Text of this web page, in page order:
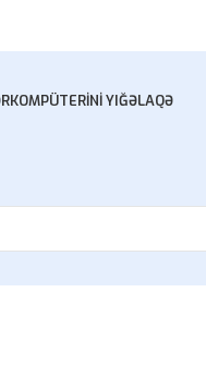
KOMPÜTERINI YIĞƏLAQƏ